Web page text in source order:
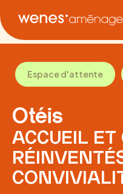
Espace d'attente
Otéis
ACCUEIL ET